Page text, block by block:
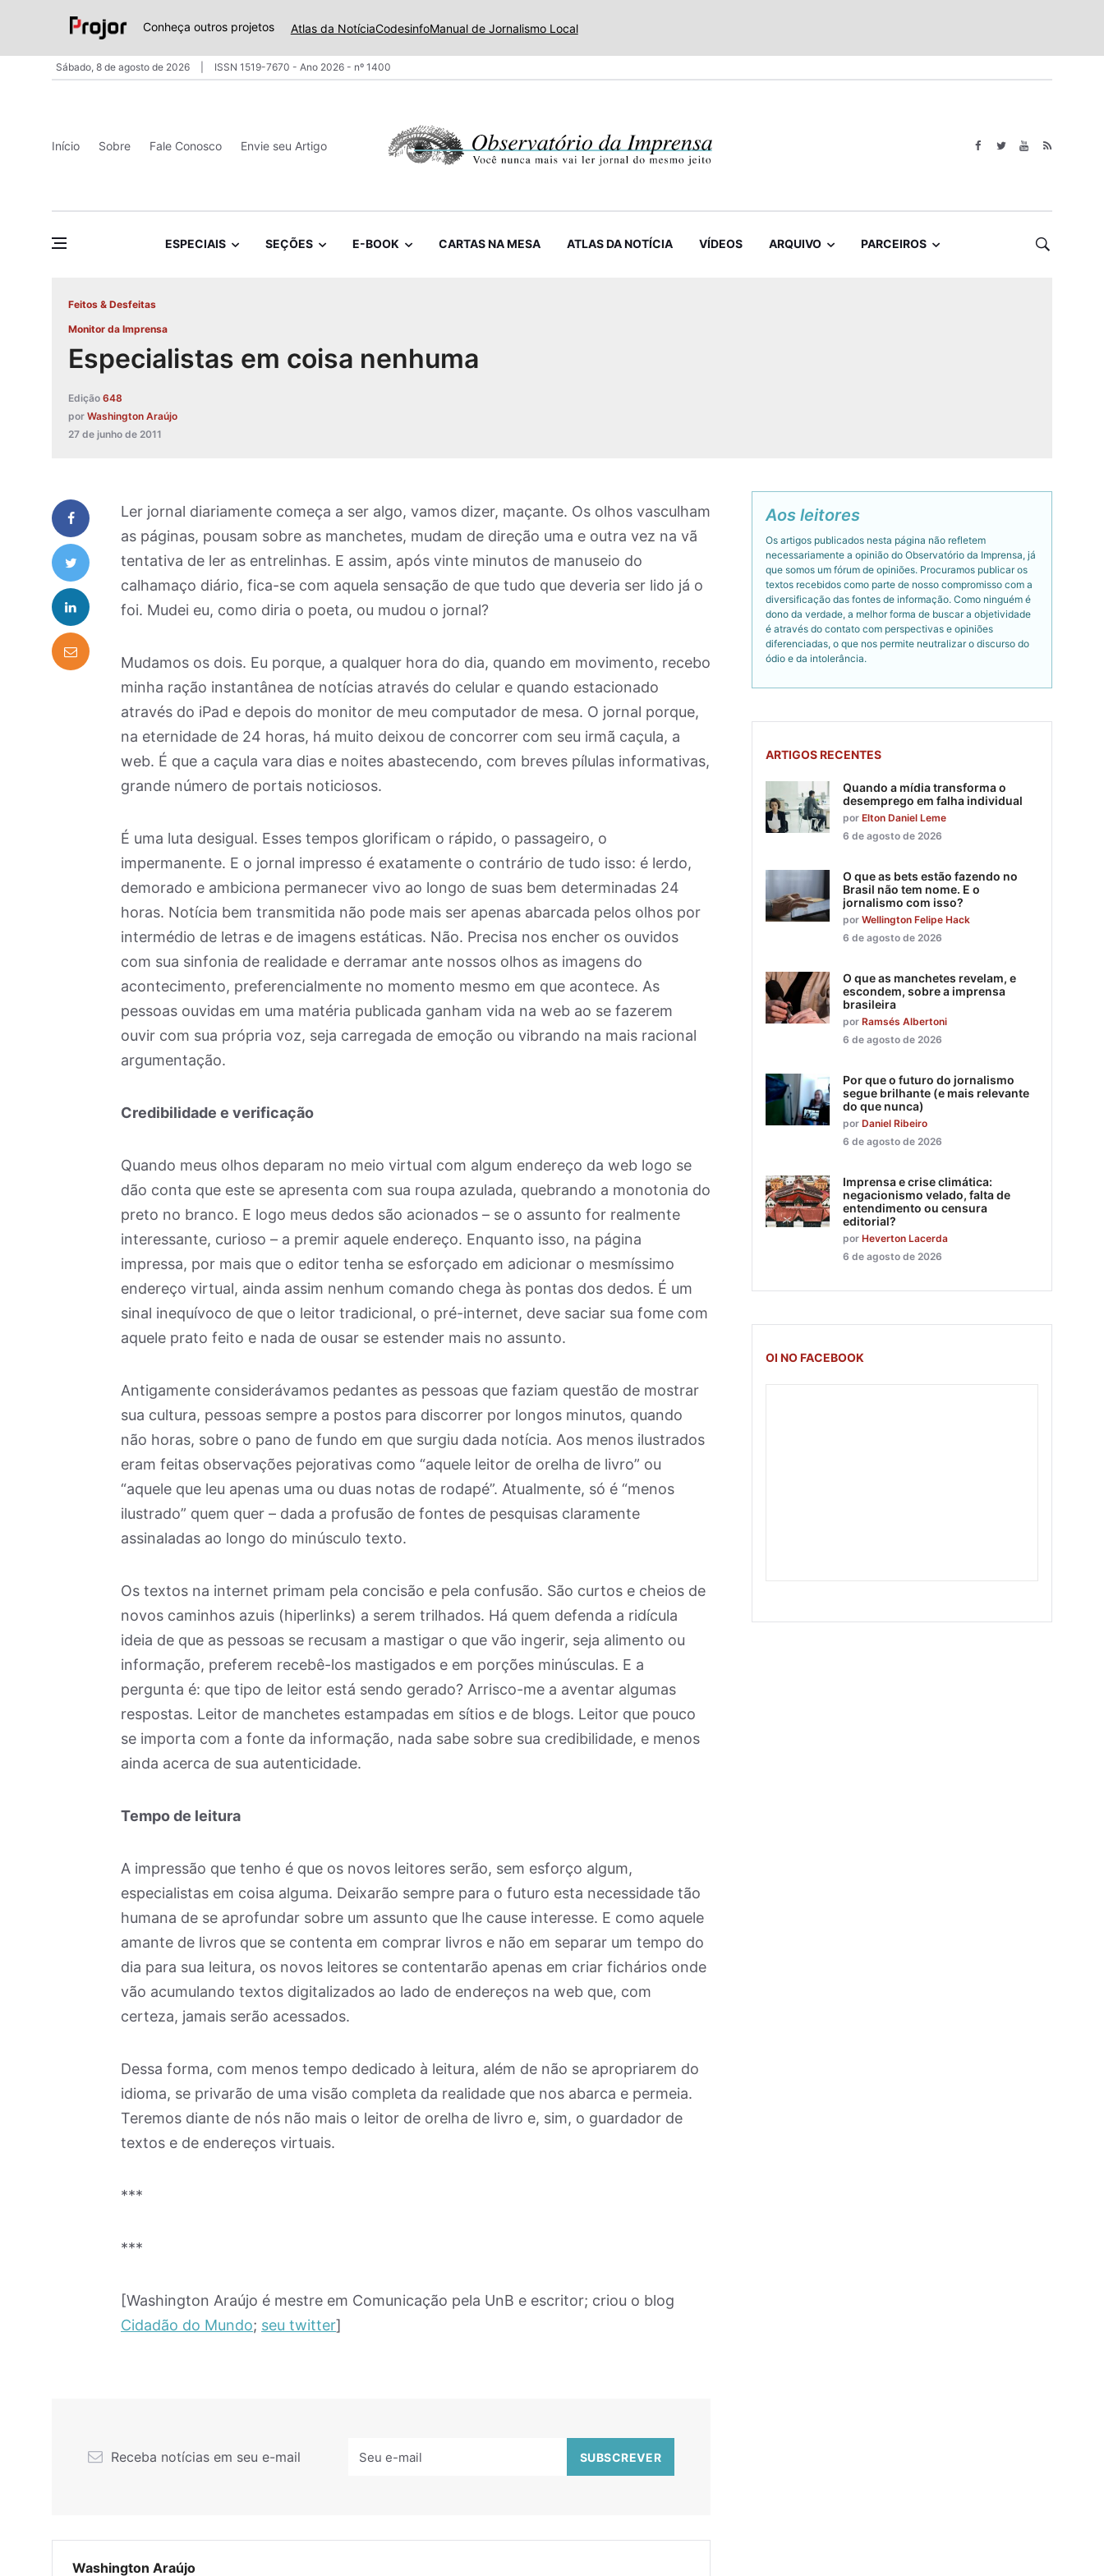
Conheça outros projetos Atlas da NotíciaCodesinfoManual de Jornalismo Local
Sábado, 8 de agosto de 2026 ISSN 1519-7670 - Ano 2026 - nº 1400
Início Sobre Fale Conosco Envie seu Artigo
ESPECIAIS SEÇÕES E-BOOK CARTAS NA MESA ATLAS DA NOTÍCIA VÍDEOS ARQUIVO PARCEIROS
Feitos & Desfeitas
Monitor da Imprensa
Especialistas em coisa nenhuma
Edição 648
por Washington Araújo
27 de junho de 2011
Ler jornal diariamente começa a ser algo, vamos dizer, maçante. Os olhos vasculham
as páginas, pousam sobre as manchetes, mudam de direção uma e outra vez na vã
tentativa de ler as entrelinhas. E assim, após vinte minutos de manuseio do
calhamaço diário, fica-se com aquela sensação de que tudo que deveria ser lido já o
foi. Mudei eu, como diria o poeta, ou mudou o jornal?
Mudamos os dois. Eu porque, a qualquer hora do dia, quando em movimento, recebo
minha ração instantânea de notícias através do celular e quando estacionado
através do iPad e depois do monitor de meu computador de mesa. O jornal porque,
na eternidade de 24 horas, há muito deixou de concorrer com seu irmã caçula, a
web. É que a caçula vara dias e noites abastecendo, com breves pílulas informativas,
grande número de portais noticiosos.
É uma luta desigual. Esses tempos glorificam o rápido, o passageiro, o
impermanente. E o jornal impresso é exatamente o contrário de tudo isso: é lerdo,
demorado e ambiciona permanecer vivo ao longo de suas bem determinadas 24
horas. Notícia bem transmitida não pode mais ser apenas abarcada pelos olhos por
intermédio de letras e de imagens estáticas. Não. Precisa nos encher os ouvidos
com sua sinfonia de realidade e derramar ante nossos olhos as imagens do
acontecimento, preferencialmente no momento mesmo em que acontece. As
pessoas ouvidas em uma matéria publicada ganham vida na web ao se fazerem
ouvir com sua própria voz, seja carregada de emoção ou vibrando na mais racional
argumentação.
Credibilidade e verificação
Quando meus olhos deparam no meio virtual com algum endereço da web logo se
dão conta que este se apresenta com sua roupa azulada, quebrando a monotonia do
preto no branco. E logo meus dedos são acionados – se o assunto for realmente
interessante, curioso – a premir aquele endereço. Enquanto isso, na página
impressa, por mais que o editor tenha se esforçado em adicionar o mesmíssimo
endereço virtual, ainda assim nenhum comando chega às pontas dos dedos. É um
sinal inequívoco de que o leitor tradicional, o pré-internet, deve saciar sua fome com
aquele prato feito e nada de ousar se estender mais no assunto.
Antigamente considerávamos pedantes as pessoas que faziam questão de mostrar
sua cultura, pessoas sempre a postos para discorrer por longos minutos, quando
não horas, sobre o pano de fundo em que surgiu dada notícia. Aos menos ilustrados
eram feitas observações pejorativas como “aquele leitor de orelha de livro” ou
“aquele que leu apenas uma ou duas notas de rodapé”. Atualmente, só é “menos
ilustrado” quem quer – dada a profusão de fontes de pesquisas claramente
assinaladas ao longo do minúsculo texto.
Os textos na internet primam pela concisão e pela confusão. São curtos e cheios de
novos caminhos azuis (hiperlinks) a serem trilhados. Há quem defenda a ridícula
ideia de que as pessoas se recusam a mastigar o que vão ingerir, seja alimento ou
informação, preferem recebê-los mastigados e em porções minúsculas. E a
pergunta é: que tipo de leitor está sendo gerado? Arrisco-me a aventar algumas
respostas. Leitor de manchetes estampadas em sítios e de blogs. Leitor que pouco
se importa com a fonte da informação, nada sabe sobre sua credibilidade, e menos
ainda acerca de sua autenticidade.
Tempo de leitura
A impressão que tenho é que os novos leitores serão, sem esforço algum,
especialistas em coisa alguma. Deixarão sempre para o futuro esta necessidade tão
humana de se aprofundar sobre um assunto que lhe cause interesse. E como aquele
amante de livros que se contenta em comprar livros e não em separar um tempo do
dia para sua leitura, os novos leitores se contentarão apenas em criar fichários onde
vão acumulando textos digitalizados ao lado de endereços na web que, com
certeza, jamais serão acessados.
Dessa forma, com menos tempo dedicado à leitura, além de não se apropriarem do
idioma, se privarão de uma visão completa da realidade que nos abarca e permeia.
Teremos diante de nós não mais o leitor de orelha de livro e, sim, o guardador de
textos e de endereços virtuais.
***
***
[Washington Araújo é mestre em Comunicação pela UnB e escritor; criou o blog
Cidadão do Mundo; seu twitter]
Receba notícias em seu e-mail
Washington Araújo
Aos leitores
Os artigos publicados nesta página não refletem
necessariamente a opinião do Observatório da Imprensa, já
que somos um fórum de opiniões. Procuramos publicar os
textos recebidos como parte de nosso compromisso com a
diversificação das fontes de informação. Como ninguém é
dono da verdade, a melhor forma de buscar a objetividade
é através do contato com perspectivas e opiniões
diferenciadas, o que nos permite neutralizar o discurso do
ódio e da intolerância.
ARTIGOS RECENTES
Quando a mídia transforma o
desemprego em falha individual
por Elton Daniel Leme
6 de agosto de 2026
O que as bets estão fazendo no
Brasil não tem nome. E o
jornalismo com isso?
por Wellington Felipe Hack
6 de agosto de 2026
O que as manchetes revelam, e
escondem, sobre a imprensa
brasileira
por Ramsés Albertoni
6 de agosto de 2026
Por que o futuro do jornalismo
segue brilhante (e mais relevante
do que nunca)
por Daniel Ribeiro
6 de agosto de 2026
Imprensa e crise climática:
negacionismo velado, falta de
entendimento ou censura
editorial?
por Heverton Lacerda
6 de agosto de 2026
OI NO FACEBOOK